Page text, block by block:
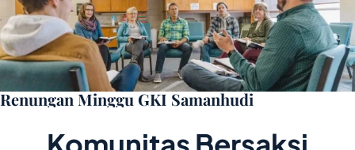
Renungan Minggu GKI Samanhudi